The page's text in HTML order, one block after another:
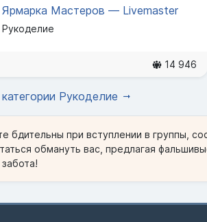
Ярмарка Мастеров — Livemaster
Рукоделие
14 946
Рукоделие
бдительны при вступлении в группы,
обмануть вас, предлагая